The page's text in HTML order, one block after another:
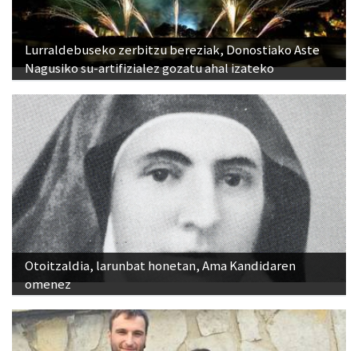
Lurraldebuseko zerbitzu bereziak, Donostiako Aste
Nagusiko su-artifizialez gozatu ahal izateko
Otoitzaldia, larunbat honetan, Ama Kandidaren
omenez